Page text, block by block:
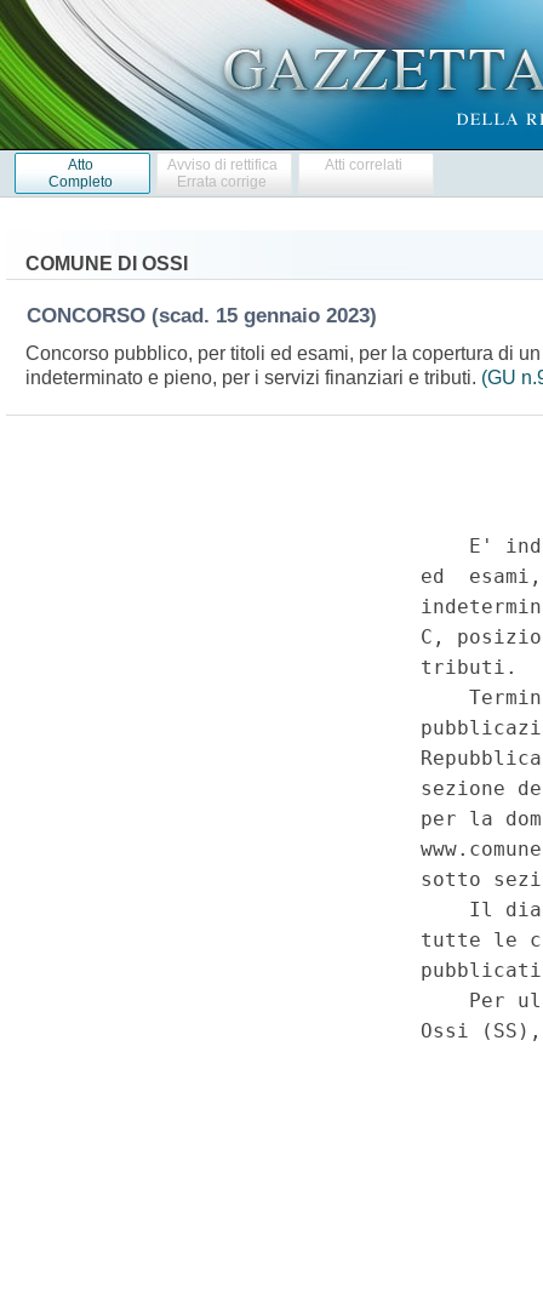
Atto
Completo
Avviso di rettifica
Errata corrige
Atti correlati
COMUNE DI OSSI
CONCORSO (scad. 15 gennaio 2023)
Concorso pubblico, per titoli ed esami, per la copertura di
indeterminato e pieno, per i servizi finanziari e tributi. (GU